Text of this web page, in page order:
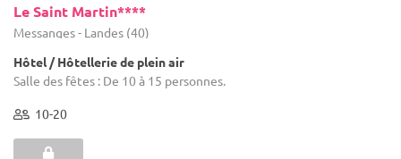
Le Saint Martin****
Messanges - Landes (40)
Hôtel / Hôtellerie de plein air
Salle des fêtes : De 10 à 15 personnes.
10-20